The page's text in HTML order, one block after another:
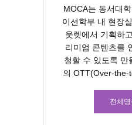
MOCA는 동서대
이션학부 내 현장
웃렛에서 기획하
리미엄 콘텐츠를
청할 수 있도록 만
의 OTT(Over-the-
전체